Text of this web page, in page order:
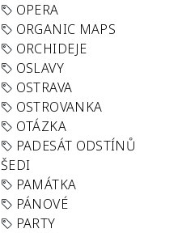
OPERA
ORGANIC MAPS
ORCHIDEJE
OSLAVY
OSTRAVA
OSTROVANKA
OTÁZKA
PADESÁT ODSTÍNŮ
ŠEDI
PAMÁTKA
PÁNOVÉ
PARTY